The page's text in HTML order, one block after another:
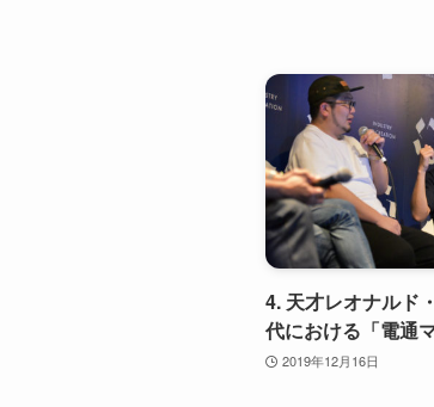
4. 天才レオナルド
代における「電通
2019年12月16日